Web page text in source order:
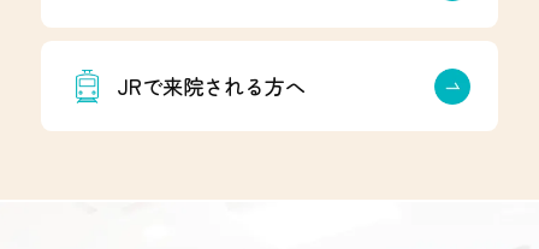
JRで来院される方へ